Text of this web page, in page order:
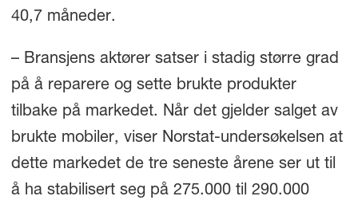
40,7 måneder.
– Bransjens aktører satser i stadig større grad
på å reparere og sette brukte produkter
tilbake på markedet. Når det gjelder salget av
brukte mobiler, viser Norstat-undersøkelsen at
dette markedet de tre seneste årene ser ut til
å ha stabilisert seg på 275.000 til 290.000